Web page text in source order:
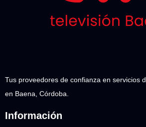
Tus proveedores de confianza en servicios
en Baena, Córdoba.
Información